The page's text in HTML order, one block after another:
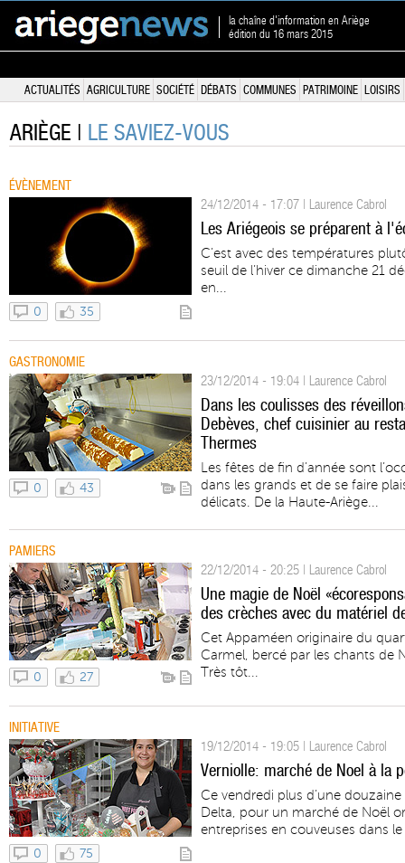
la chaîne d'information en Ariège
édition du 16 mars 2015
ACTUALITÉS AGRICULTURE SOCIÉTÉ DÉBATS COMMUNES PATRIMOINE LOISIRS
ARIÈGE | LE SAVIEZ-VOUS
ÉVÈNEMENT
0 35
24/12/2014 - 17:07 | Laurence Cabrol
Les Ariégeois se préparent à
C’est avec des températures
seuil de l’hiver ce dimanche 21
en...
GASTRONOMIE
0 43
23/12/2014 - 19:04 | Laurence Cabrol
Dans les coulisses des
Debèves, chef cuisinier au
Thermes
Les fêtes de fin d’année sont
dans les grands et de se faire
délicats. De la Haute-Ariège...
PAMIERS
0 27
22/12/2014 - 20:25 | Laurence Cabrol
Une magie de Noël
des crèches avec du matériel
Cet Appaméen originaire du
Carmel, bercé par les chants de
Très tôt...
INITIATIVE
0 75
19/12/2014 - 19:05 | Laurence Cabrol
Verniolle: marché de Noel à la
Ce vendredi plus d’une
Delta, pour un marché de Noël
entreprises en couveuses dans